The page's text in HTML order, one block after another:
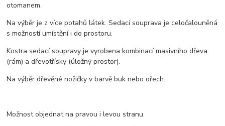
otomanem.
Na výběr je z více potahů látek. Sedací souprava je celočalouněná
s možností umístění i do prostoru.
Kostra sedací soupravy je vyrobena kombinací masivního dřeva
(rám) a dřevotřísky (úložný prostor).
Na výběr dřevěné nožičky v barvě buk nebo ořech.
Možnost objednat na pravou i levou stranu.